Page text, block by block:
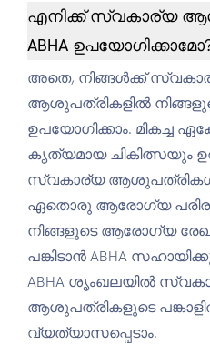
എനിക്ക് സ്വകാര്യ
ABHA
അതെ, നിങ്ങൾക്ക്
ആശുപത്രികളിൽ
ഉപയോഗിക്കാം.
കൃത്യമായ ചികിത്സയും
സ്വകാര്യ ആശുപത്രികൾ
ഏതൊരു ആരോഗ്യ
നിങ്ങളുടെ ആരോഗ്യ
പങ്കിടാൻ ABHA
ABHA ശൃംഖലയിൽ
ആശുപത്രികളുടെ
വ്യത്യാസപ്പെടാം.